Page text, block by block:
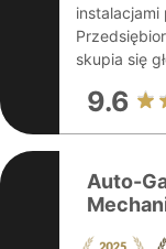
instalacjami
skupia się
9.6
Auto-